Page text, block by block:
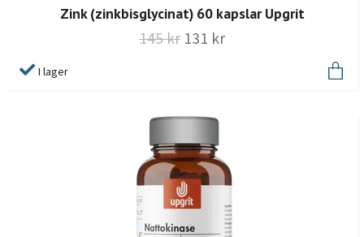
Zink (zinkbisglycinat) 60 kapslar Upgrit
145 kr 131 kr
I lager